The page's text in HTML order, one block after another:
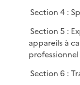
Section 4 :
Section 5 :
appareils à
professionnel
Section 6 :